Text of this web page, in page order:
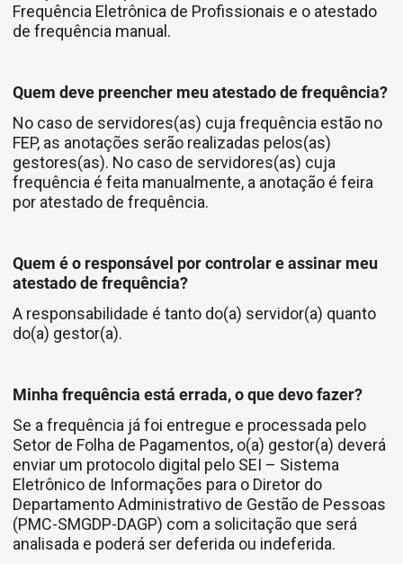
Frequência Eletrônica de Profissionais e o atestado
de frequência manual.
Quem deve preencher meu atestado de frequência?
No caso de servidores(as) cuja frequência estão no
FEP, as anotações serão realizadas pelos(as)
gestores(as). No caso de servidores(as) cuja
frequência é feita manualmente, a anotação é feira
por atestado de frequência.
Quem é o responsável por controlar e assinar meu
atestado de frequência?
A responsabilidade é tanto do(a) servidor(a) quanto
do(a) gestor(a).
Minha frequência está errada, o que devo fazer?
Se a frequência já foi entregue e processada pelo
Setor de Folha de Pagamentos, o(a) gestor(a) deverá
enviar um protocolo digital pelo SEI – Sistema
Eletrônico de Informações para o Diretor do
Departamento Administrativo de Gestão de Pessoas
(PMC-SMGDP-DAGP) com a solicitação que será
analisada e poderá ser deferida ou indeferida.